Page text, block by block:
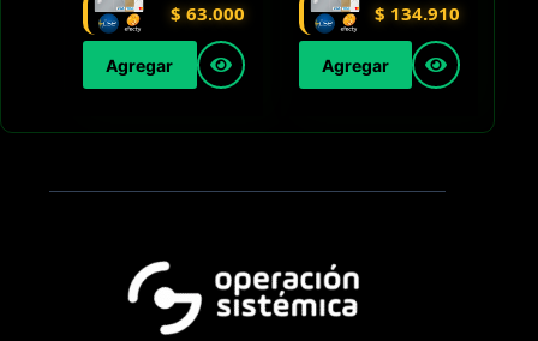
$ 63.000
Agregar
$ 134.910
Agregar